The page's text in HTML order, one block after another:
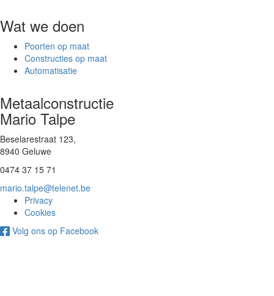
Wat we doen
Poorten op maat
Constructies op maat
Automatisatie
Metaalconstructie
Mario Talpe
Beselarestraat 123,
8940 Geluwe
0474 37 15 71
mario.talpe@telenet.be
Privacy
Cookies
Volg ons op Facebook